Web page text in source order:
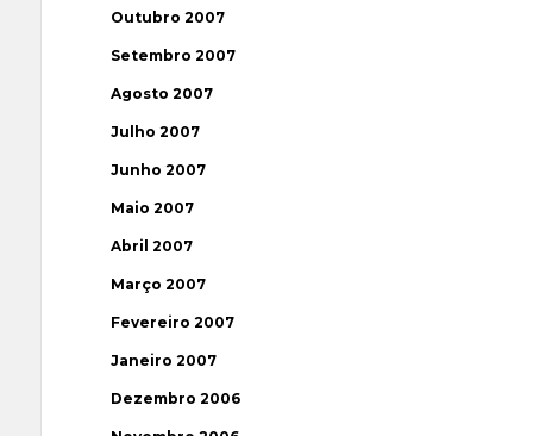
Outubro 2007
Setembro 2007
Agosto 2007
Julho 2007
Junho 2007
Maio 2007
Abril 2007
Março 2007
Fevereiro 2007
Janeiro 2007
Dezembro 2006